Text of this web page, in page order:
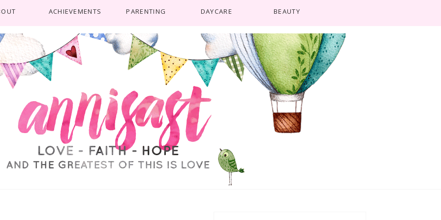
ACHIEVEMENTS PARENTING DAYCARE BEAUTY